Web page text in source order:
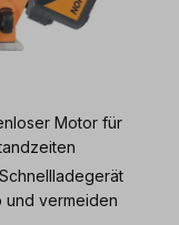
Motor für
und vermeiden